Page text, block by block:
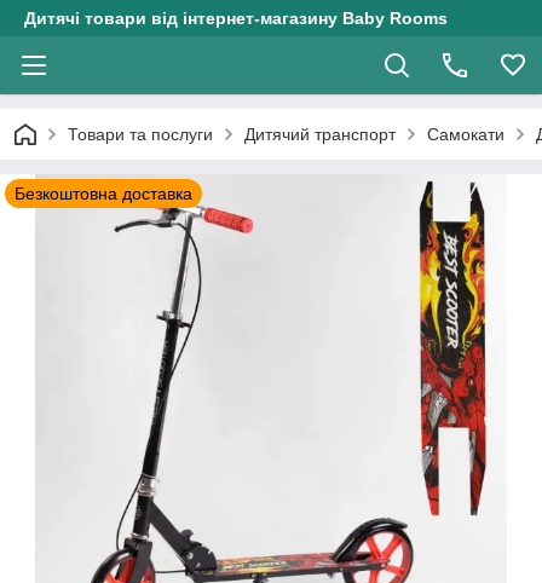
Дитячі товари від інтернет-магазину Baby Rooms
Товари та послуги Дитячий транспорт Самокати
Безкоштовна доставка